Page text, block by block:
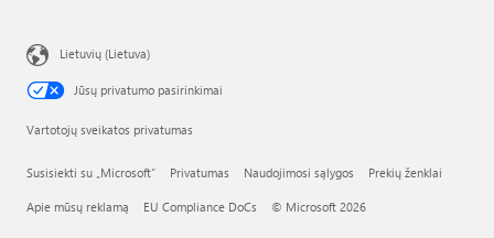
Lietuvių (Lietuva)
Jūsų privatumo pasirinkimai
Vartotojų sveikatos privatumas
Susisiekti su „Microsoft“ Privatumas Naudojimosi sąlygos Prekių ženklai
Apie mūsų reklamą EU Compliance DoCs © Microsoft 2026